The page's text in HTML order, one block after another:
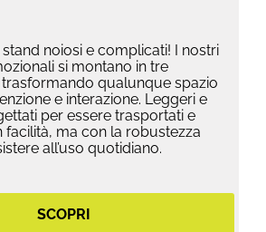
noiosi e complicati! I nostri
si montano in tre
qualunque spazio
e interazione. Leggeri e
per essere trasportati e
facilità, ma con la robustezza
all’uso quotidiano.
SCOPRI